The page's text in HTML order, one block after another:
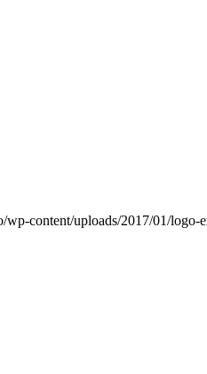
wp-content/uploads/2017/01/logo-